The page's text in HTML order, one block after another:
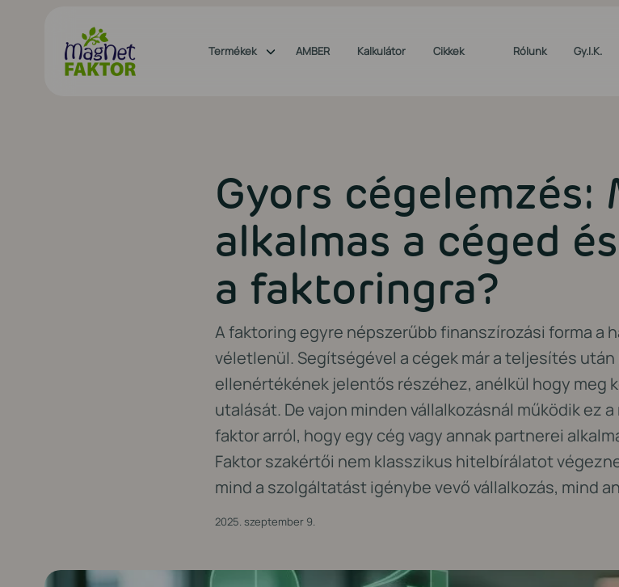
Termékek AMBER Kalkulátor Cikkek Rólunk Gy.I.K.
Gyors cégelemzés:
alkalmas a céged
a faktoringra?
A faktoring egyre népszerűbb finanszírozási forma a
véletlenül. Segítségével a cégek már a teljesítés
ellenértékének jelentős részéhez, anélkül hogy meg
utalását. De vajon minden vállalkozásnál működik ez
faktor arról, hogy egy cég vagy annak partnerei
Faktor szakértői nem klasszikus hitelbírálatot
mind a szolgáltatást igénybe vevő vállalkozás, mind
2025. szeptember 9.